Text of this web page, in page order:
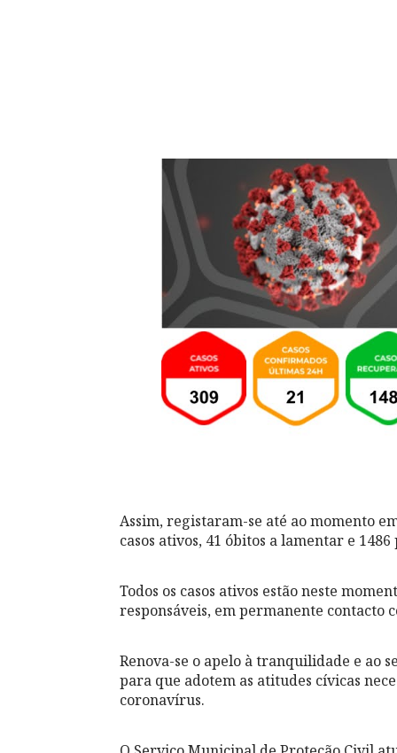
Assim, registaram-se até ao momento
casos ativos, 41 óbitos a lamentar e
Todos os casos ativos estão neste
responsáveis, em permanente contacto
Renova-se o apelo à tranquilidade e ao
para que adotem as atitudes cívicas
coronavírus.